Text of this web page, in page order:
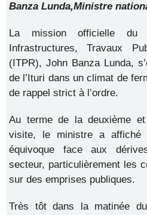
Banza Lunda,Ministre
La mission officielle du
Infrastructures, Travaux
(ITPR), John Banza Lunda,
de l’Ituri dans un climat de
de rappel strict à l’ordre.
Au terme de la deuxième
visite, le ministre a affiché
équivoque face aux
secteur, particulièrement les
sur des emprises publiques.
Très tôt dans la matinée